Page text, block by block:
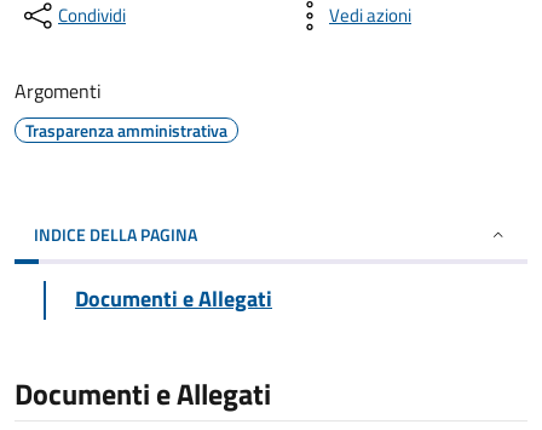
Condividi Vedi azioni
Argomenti
Trasparenza amministrativa
INDICE DELLA PAGINA
Documenti e Allegati
Documenti e Allegati